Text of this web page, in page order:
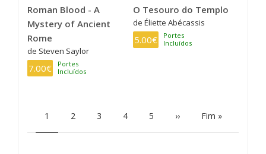
Roman Blood - A
Mystery of Ancient
Rome
de Steven Saylor
7.00€
Portes
Incluídos
O Tesouro do Templo
de Éliette Abécassis
5.00€
Portes
Incluídos
Página
1 Page
2 Page
3 Page
4 Page
5 Próxima
›› Última
Fim »